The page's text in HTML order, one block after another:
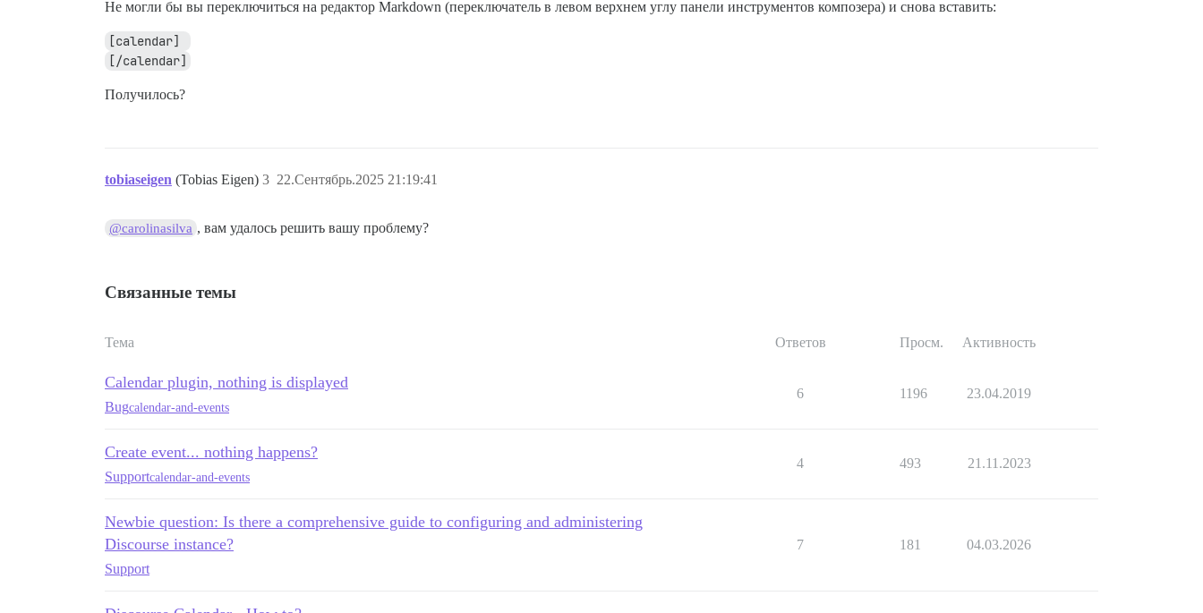
Не могли бы вы переключиться на редактор Markdown (переключатель в левом верхнем углу панели инструментов композера) и снова вставить:
[calendar]
[/calendar]
Получилось?
tobiaseigen (Tobias Eigen) 22.Сентябрь.2025 21:19:41
3
@carolinasilva , вам удалось решить вашу проблему?
Связанные темы
Тема Ответов Просм. Активность
Calendar plugin, nothing is displayed
Bugcalendar-and-events
6 1196 23.04.2019
Create event... nothing happens?
Supportcalendar-and-events
4 493 21.11.2023
Newbie question: Is there a comprehensive guide to configuring and administering
Discourse instance?
Support
7 181 04.03.2026